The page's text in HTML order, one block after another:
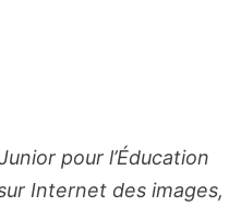
pour l’Éducation
Internet des images,